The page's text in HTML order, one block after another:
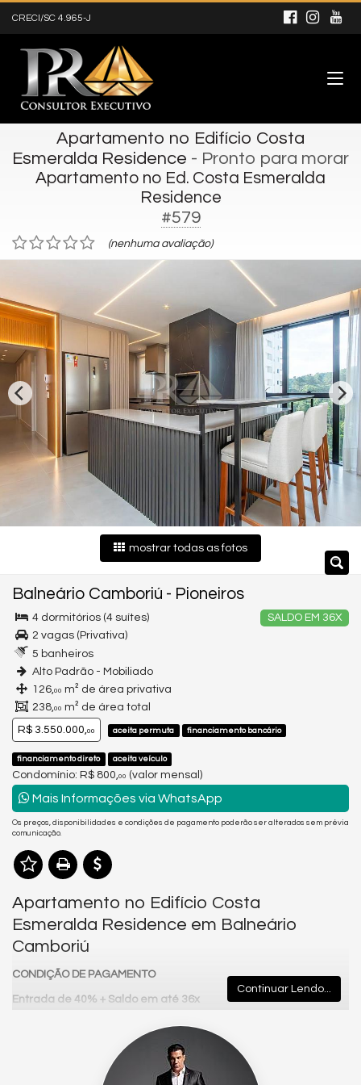
CRECI/SC 4.965-J
Apartamento no Edifício Costa
Esmeralda Residence - Pronto para morar
Apartamento no Ed. Costa Esmeralda
Residence
#579
(nenhuma avaliação)
mostrar todas as fotos
Balneário Camboriú - Pioneiros
SALDO EM 36X
4 dormitórios (4 suítes)
2 vagas (Privativa)
5 banheiros
Alto Padrão - Mobiliado
126,00 m² de área privativa
238,00 m² de área total
R$ 3.550.000,00 aceita permuta financiamento bancário
financiamento direto aceita veículo
Condomínio: R$ 800, 00 (valor mensal)
Mais Informações via WhatsApp
Os preços, disponibilidades e condições de pagamento poderão ser alterados sem prévia
comunicação.
Apartamento no Edifício Costa
Esmeralda Residence em Balneário
Camboriú
CONDIÇÃO DE PAGAMENTO
Entrada de 40% + Saldo em até 36x
Analisa permuta na região até 35% do valor do imóvel
Costa Esmeralda Residence – Sofisticação e Bem-Estar na
Continuar Lendo...